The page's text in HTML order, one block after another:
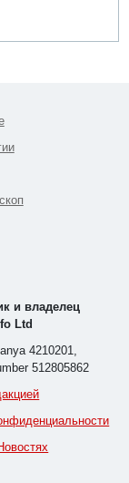
и владелец
Ltd
4210201,
512805862